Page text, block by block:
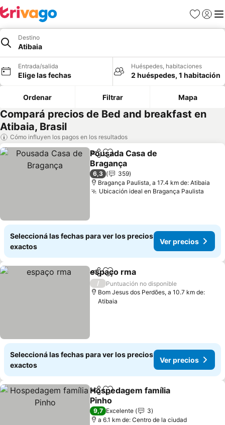
Favoritos
Iniciar
Destino
Atibaia
Entrada/salida
Elige las fechas
Huéspedes, habitaciones
2 huéspedes, 1 habitación
Ordenar Filtrar Mapa
Compará precios de Bed and breakfast en
Atibaia, Brasil
Cómo influyen los pagos en los resultados
CompartirAñadir a favoritos
Pousada Casa de
Bragança
Ver precios
6,3
359
Bragança Paulista, a 17.4 km de: Atibaia
Ubicación ideal en Bragança Paulista
Seleccioná las fechas para ver los precios
exactos
Ver precios
CompartirAñadir a favoritos
espaço rma
/
Puntuación no disponible
Bom Jesus dos Perdões, a 10.7 km de:
Atibaia
Seleccioná las fechas para ver los precios
exactos
Ver precios
CompartirAñadir a favoritos
Hospedagem família
Pinho
Ver precios
9,7 Excelente
3
a 6.1 km de: Centro de la ciudad